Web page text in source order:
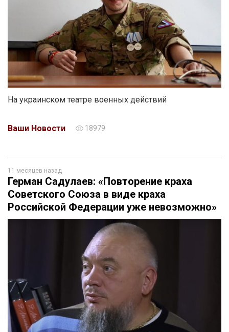
На украинском театре военных действий
Ваши Новости 18979
11 месяцев назад
Герман Садулаев: «Повторение краха
Советского Союза в виде краха
Российской Федерации уже невозможно»